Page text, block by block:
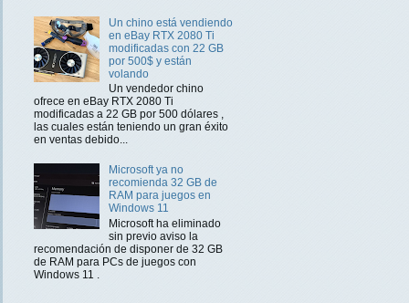
Un chino está vendiendo
en eBay RTX 2080 Ti
modificadas con 22 GB
por 500$ y están
volando
Un vendedor chino
ofrece en eBay RTX 2080 Ti
modificadas a 22 GB por 500 dólares ,
las cuales están teniendo un gran éxito
en ventas debido...
Microsoft ya no
recomienda 32 GB de
RAM para juegos en
Windows 11
Microsoft ha eliminado
sin previo aviso la
recomendación de disponer de 32 GB
de RAM para PCs de juegos con
Windows 11 .